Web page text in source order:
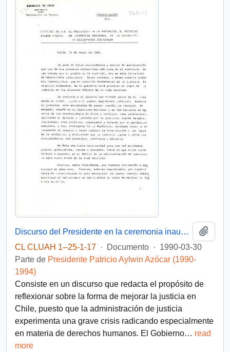
Discurso del Presidente en la ceremonia inaugural de la convencion de Magistrados Judiciales
CL CLUAH 1--25-1-17 · Documento · 1990-03-30
Parte de Presidente Patricio Aylwin Azócar (1990-
1994)
Consiste en un discurso que redacta el propósito de
reflexionar sobre la forma de mejorar la justicia en
Chile, puesto que la administración de justicia
experimenta una grave crisis radicando especialmente
en materia de derechos humanos. El Gobierno… read
more